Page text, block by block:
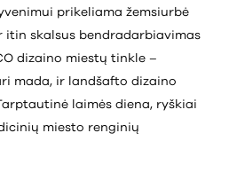
prikeliama žemsiurbė
itin skalsus bendradarbiavimas
dizaino miestų tinkle –
mada, ir landšafto dizaino
laimės diena, ryškiai
miesto renginių